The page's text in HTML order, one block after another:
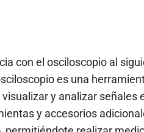
con el osciloscopio al
es una
y analizar señales
y accesorios